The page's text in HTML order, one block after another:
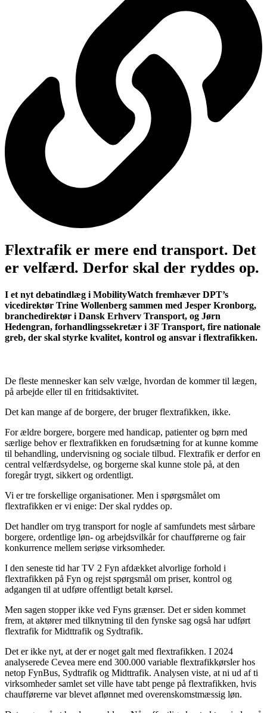
Flextrafik er mere end transport. Det
er velfærd. Derfor skal der ryddes op.
I et nyt debatindlæg i MobilityWatch fremhæver DPT’s
vicedirektør Trine Wollenberg sammen med Jesper Kronborg,
branchedirektør i Dansk Erhverv Transport, og Jørn
Hedengran, forhandlingssekretær i 3F Transport, fire nationale
greb, der skal styrke kvalitet, kontrol og ansvar i flextrafikken.
De fleste mennesker kan selv vælge, hvordan de kommer til lægen,
på arbejde eller til en fritidsaktivitet.
Det kan mange af de borgere, der bruger flextrafikken, ikke.
For ældre borgere, borgere med handicap, patienter og børn med
særlige behov er flextrafikken en forudsætning for at kunne komme
til behandling, undervisning og sociale tilbud. Flextrafik er derfor en
central velfærdsydelse, og borgerne skal kunne stole på, at den
foregår trygt, sikkert og ordentligt.
Vi er tre forskellige organisationer. Men i spørgsmålet om
flextrafikken er vi enige: Der skal ryddes op.
Det handler om tryg transport for nogle af samfundets mest sårbare
borgere, ordentlige løn- og arbejdsvilkår for chaufførerne og fair
konkurrence mellem seriøse virksomheder.
I den seneste tid har TV 2 Fyn afdækket alvorlige forhold i
flextrafikken på Fyn og rejst spørgsmål om priser, kontrol og
adgangen til at udføre offentligt betalt kørsel.
Men sagen stopper ikke ved Fyns grænser. Det er siden kommet
frem, at aktører med tilknytning til den fynske sag også har udført
flextrafik for Midttrafik og Sydtrafik.
Det er ikke nyt, at der er noget galt med flextrafikken. I 2024
analyserede Cevea mere end 300.000 variable flextrafikkørsler hos
netop FynBus, Sydtrafik og Midttrafik. Analysen viste, at ni ud af ti
virksomheder samlet set ville have tabt penge på flextrafikken, hvis
chaufførerne var blevet aflønnet med overenskomstmæssig løn.